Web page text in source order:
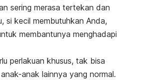
sering merasa tertekan dan
si kecil membutuhkan Anda,
membantunya menghadapi
perlakuan khusus, tak bisa
anak lainnya yang normal.